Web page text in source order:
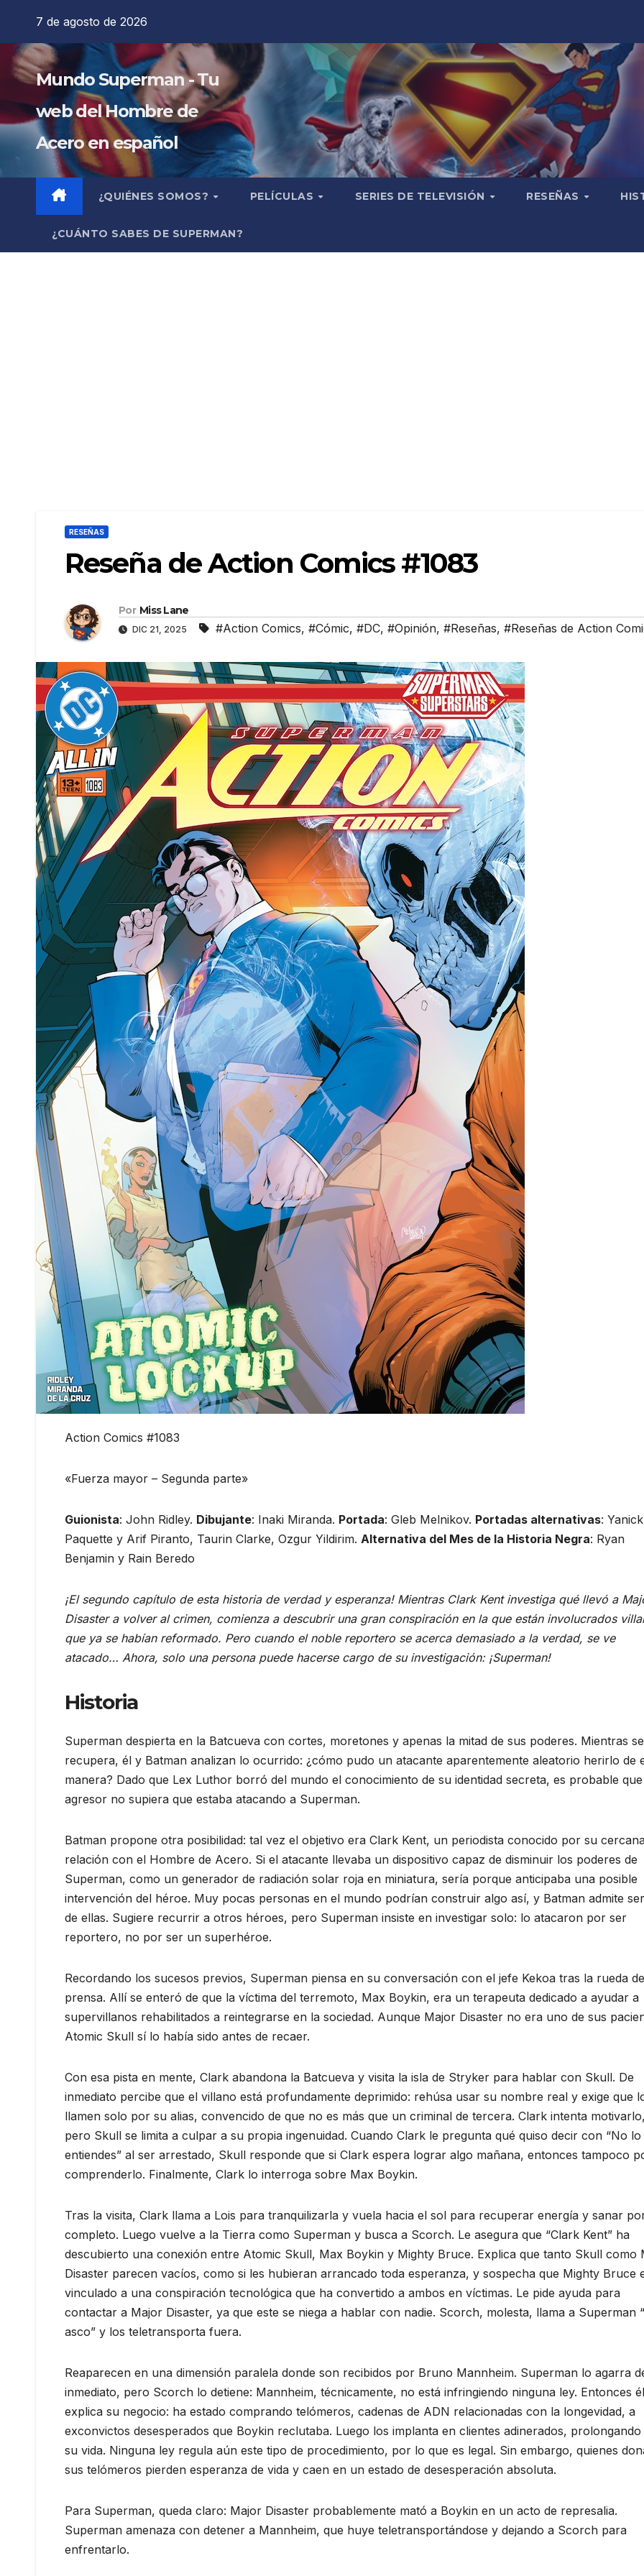
contenido
7 de agosto de 2026
Mundo Superman - Tu
web del Hombre de
Acero en español
¿QUIÉNES SOMOS? PELÍCULAS SERIES DE TELEVISIÓN RESEÑAS
¿CUÁNTO SABES DE SUPERMAN?
RESEÑAS
Reseña de Action Comics #1083
Por Miss Lane
DIC 21, 2025 #Action Comics, #Cómic, #DC, #Opinión, #Reseñas, #Reseñas de Action
Action Comics #1083
«Fuerza mayor – Segunda parte»
Guionista: John Ridley. Dibujante: Inaki Miranda. Portada: Gleb Melnikov. Portadas alternativas: Yanick
Paquette y Arif Piranto, Taurin Clarke, Ozgur Yildirim. Alternativa del Mes de la Historia Negra: Ryan
Benjamin y Rain Beredo
¡El segundo capítulo de esta historia de verdad y esperanza! Mientras Clark Kent investiga qué llevó a
Disaster a volver al crimen, comienza a descubrir una gran conspiración en la que están involucrados
que ya se habían reformado. Pero cuando el noble reportero se acerca demasiado a la verdad, se ve
atacado… Ahora, solo una persona puede hacerse cargo de su investigación: ¡Superman!
Historia
Superman despierta en la Batcueva con cortes, moretones y apenas la mitad de sus poderes. Mientras se
recupera, él y Batman analizan lo ocurrido: ¿cómo pudo un atacante aparentemente aleatorio herirlo de
manera? Dado que Lex Luthor borró del mundo el conocimiento de su identidad secreta, es probable
agresor no supiera que estaba atacando a Superman.
Batman propone otra posibilidad: tal vez el objetivo era Clark Kent, un periodista conocido por su
relación con el Hombre de Acero. Si el atacante llevaba un dispositivo capaz de disminuir los poderes de
Superman, como un generador de radiación solar roja en miniatura, sería porque anticipaba una posible
intervención del héroe. Muy pocas personas en el mundo podrían construir algo así, y Batman admite
de ellas. Sugiere recurrir a otros héroes, pero Superman insiste en investigar solo: lo atacaron por ser
reportero, no por ser un superhéroe.
Recordando los sucesos previos, Superman piensa en su conversación con el jefe Kekoa tras la rueda de
prensa. Allí se enteró de que la víctima del terremoto, Max Boykin, era un terapeuta dedicado a ayudar a
supervillanos rehabilitados a reintegrarse en la sociedad. Aunque Major Disaster no era uno de sus
Atomic Skull sí lo había sido antes de recaer.
Con esa pista en mente, Clark abandona la Batcueva y visita la isla de Stryker para hablar con Skull. De
inmediato percibe que el villano está profundamente deprimido: rehúsa usar su nombre real y exige que
llamen solo por su alias, convencido de que no es más que un criminal de tercera. Clark intenta
pero Skull se limita a culpar a su propia ingenuidad. Cuando Clark le pregunta qué quiso decir con “No lo
entiendes” al ser arrestado, Skull responde que si Clark espera lograr algo mañana, entonces tampoco
comprenderlo. Finalmente, Clark lo interroga sobre Max Boykin.
Tras la visita, Clark llama a Lois para tranquilizarla y vuela hacia el sol para recuperar energía y sanar
completo. Luego vuelve a la Tierra como Superman y busca a Scorch. Le asegura que “Clark Kent” ha
descubierto una conexión entre Atomic Skull, Max Boykin y Mighty Bruce. Explica que tanto Skull como
Disaster parecen vacíos, como si les hubieran arrancado toda esperanza, y sospecha que Mighty Bruce
vinculado a una conspiración tecnológica que ha convertido a ambos en víctimas. Le pide ayuda para
contactar a Major Disaster, ya que este se niega a hablar con nadie. Scorch, molesta, llama a Superman
asco” y los teletransporta fuera.
Reaparecen en una dimensión paralela donde son recibidos por Bruno Mannheim. Superman lo agarra
inmediato, pero Scorch lo detiene: Mannheim, técnicamente, no está infringiendo ninguna ley. Entonces él
explica su negocio: ha estado comprando telómeros, cadenas de ADN relacionadas con la longevidad, a
exconvictos desesperados que Boykin reclutaba. Luego los implanta en clientes adinerados, prolongando
su vida. Ninguna ley regula aún este tipo de procedimiento, por lo que es legal. Sin embargo, quienes
sus telómeros pierden esperanza de vida y caen en un estado de desesperación absoluta.
Para Superman, queda claro: Major Disaster probablemente mató a Boykin en un acto de represalia.
Superman amenaza con detener a Mannheim, que huye teletransportándose y dejando a Scorch para
enfrentarlo.